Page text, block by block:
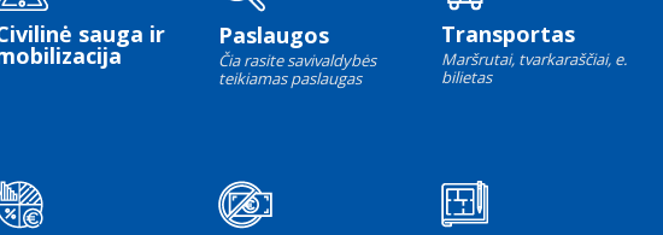
sauga ir Paslaugos
Čia rasite savivaldybės
teikiamas paslaugas
Transportas
Maršrutai, tvarkaraščiai, e.
bilietas